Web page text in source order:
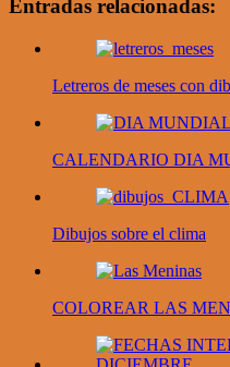
Entradas relacionadas:
Letreros de meses con
CALENDARIO DIA
Dibujos sobre el clima
COLOREAR LAS